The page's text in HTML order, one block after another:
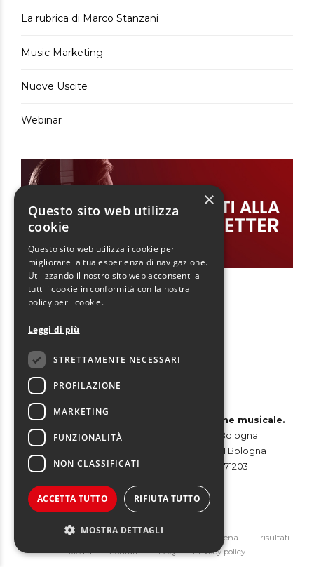
La rubrica di Marco Stanzani
Music Marketing
Nuove Uscite
Webinar
Seguici su
Red&Blue Srl – Agenzia di comunicazione musicale.
Sede Legale: via Garibaldi, 3 – 40124 Bologna
Sede Operativa: via Boldrini 12/W – 40121 Bologna
Partita Iva e Codice Fiscale: 02310871203
Pec: redeblue1@legalmail.it
La nostra storia La scena
I risultati
Media
Contatti FAQ Privacy policy
×
Questo sito web utilizza
cookie
Questo sito web utilizza i cookie per
migliorare la tua esperienza di navigazione.
Utilizzando il nostro sito web acconsenti a
tutti i cookie in conformità con la nostra
policy per i cookie.
Leggi di più
STRETTAMENTE NECESSARI
PROFILAZIONE
MARKETING
FUNZIONALITÀ
NON CLASSIFICATI
ACCETTA TUTTO RIFIUTA TUTTO
MOSTRA DETTAGLI